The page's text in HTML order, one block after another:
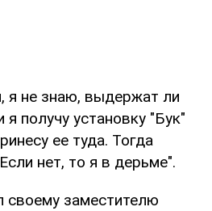
я не знаю, выдержат ли
получу установку "Бук"
ее туда. Тогда
нет, то я в дерьме".
своему заместителю